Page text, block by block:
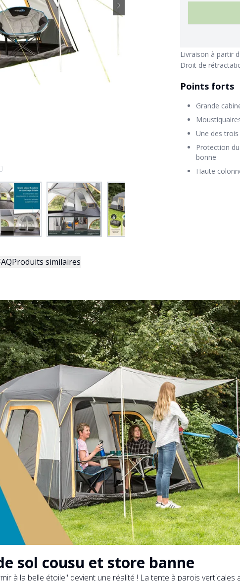
Livraison à partir
Droit de
Points forts
Grande
Une des
Protection
bonne
Haute
Produits similaires
sol cousu et store banne
à la belle étoile" devient une réalité ! La tente à parois